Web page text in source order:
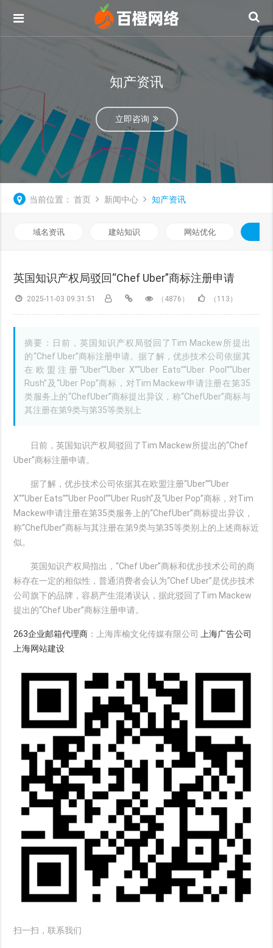
知产资讯
立即咨询
当前位置： 首页 新闻中心 知产资讯
域名资讯 建站知识 网站优化
英国知识产权局驳回“Chef Uber”商标注册申请
2025-11-03 09:31:51 （4876） （113）
摘要：日前，英国知识产权局驳回了Tim Mackew所提出
的“Chef Uber”商标注册申请。据了解，优步技术公司依据其
在欧盟注册“Uber”“Uber X”“Uber Eats”“Uber Pool”“Uber
Rush”及“Uber Pop”商标，对Tim Mackew申请注册在第35
类服务上的“ChefUber”商标提出异议，称“ChefUber”商标与
其注册在第9类与第35等类别上
日前，英国知识产权局驳回了Tim Mackew所提出的“Chef
Uber”商标注册申请。
据了解，优步技术公司依据其在欧盟注册“Uber”“Uber
X”“Uber Eats”“Uber Pool”“Uber Rush”及“Uber Pop”商标，对Tim
Mackew申请注册在第35类服务上的“ChefUber”商标提出异议，
称“ChefUber”商标与其注册在第9类与第35等类别上的上述商标近
似。
英国知识产权局指出，“Chef Uber”商标和优步技术公司的商
标存在一定的相似性，普通消费者会认为“Chef Uber”是优步技术
公司旗下的品牌，容易产生混淆误认，据此驳回了Tim Mackew
提出的“Chef Uber”商标注册申请。
263企业邮箱代理商 ：上海库榆文化传媒有限公司
上海广告公司
上海网站建设
扫一扫，联系我们